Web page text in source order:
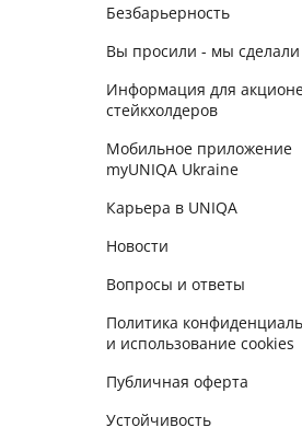
Безбарьерность
Вы просили - мы сделали
Информация для
стейкхолдеров
Мобильное приложение
myUNIQA Ukraine
Карьера в UNIQA
Новости
Вопросы и ответы
Политика
и использование cookies
Публичная оферта
Устойчивость